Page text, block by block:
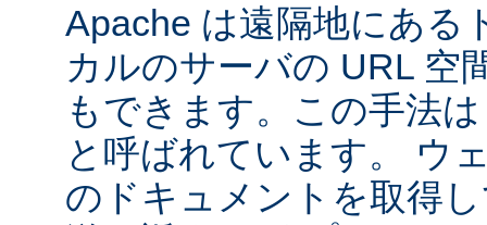
Apache は遠隔地にある
カルのサーバの URL 空
もできます。この手法は
と呼ばれています。 ウ
のドキュメントを取得